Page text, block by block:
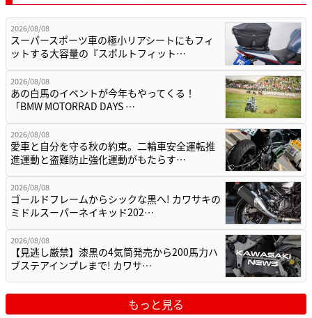
2026/08/08
スーパースポーツ車の極小リアシートにもフィ
ットする大容量の『スポルトフィット…
2026/08/08
あの白馬のイベントが今年もやってくる！
「BMW MOTORRAD DAYS …
2026/08/08
愛車と自分を守る秋の約束。二輪車安全運転推
進運動と盗難防止強化運動がもたらす…
2026/08/08
ゴールドフレームからシックな黒へ! カワサキの
ミドルスーパーネイキッド202…
2026/08/08
【見逃し厳禁】漆黒の4気筒発売から200馬力ハ
ブステアインプレまで! カワサ…
もっと見る